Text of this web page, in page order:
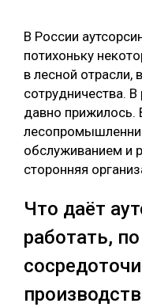
МЕБЕЛЬНОЕ
В России
потихоньку
в лесной отрасли,
сотрудничества.
давно прижилось.
обслуживанием и
сторонняя
Что даёт
работать,